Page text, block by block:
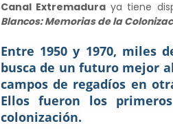
Canal Extremadura ya tiene
Blancos: Memorias de la
Entre 1950 y 1970, miles
busca de un futuro mejor
campos de regadíos en
Ellos fueron los
colonización.